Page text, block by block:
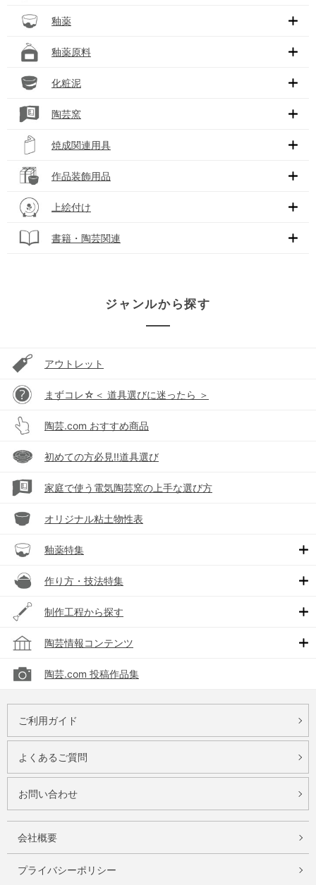
釉薬
釉薬原料
化粧泥
陶芸窯
焼成関連用具
作品装飾用品
上絵付け
書籍・陶芸関連
ジャンルから探す
アウトレット
まずコレ☆＜ 道具選びに迷ったら ＞
陶芸.com おすすめ商品
初めての方必見!!道具選び
家庭で使う電気陶芸窯の上手な選び方
オリジナル粘土物性表
釉薬特集
作り方・技法特集
制作工程から探す
陶芸情報コンテンツ
陶芸.com 投稿作品集
ご利用ガイド
よくあるご質問
お問い合わせ
会社概要
プライバシーポリシー